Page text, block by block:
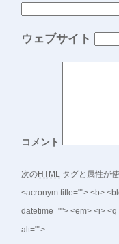
ウェブサイト
コメント
次のHTML タグと属性が
<acronym title=""> <b>
datetime=""> <em> <i>
alt="">